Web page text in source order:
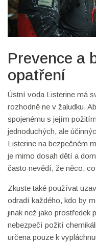
Prevence a
opatření
Ústní voda Listerine má
rozhodně ne v žaludku.
spojenému s jejím
jednoduchých, ale
Listerine na bezpečném
je mimo dosah dětí a
často nevědí, že něco,
Zkuste také používat
odradí každého, kdo by
jinak než jako prostředek
nebezpečí požití
určena pouze k